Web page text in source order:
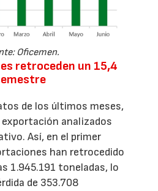
Oficemen.
retroceden un 15,4
de los últimos meses,
analizados
Así, en el primer
han retrocedido
1.945.191 toneladas, lo
de 353.708